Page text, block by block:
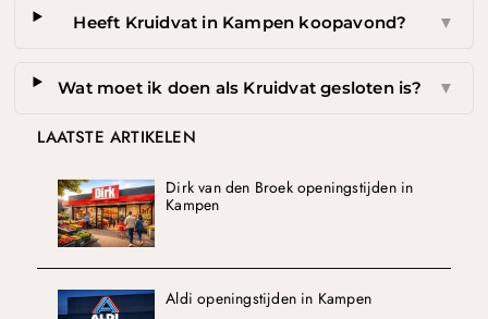
Heeft Kruidvat in Kampen koopavond? ▼
Wat moet ik doen als Kruidvat gesloten is? ▼
LAATSTE ARTIKELEN
Dirk van den Broek openingstijden in
Kampen
Aldi openingstijden in Kampen